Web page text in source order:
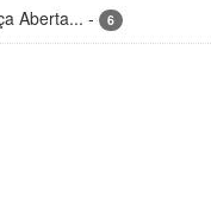
Aberta... - 6